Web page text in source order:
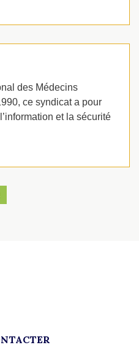
des Médecins
ce syndicat a pour
et la sécurité